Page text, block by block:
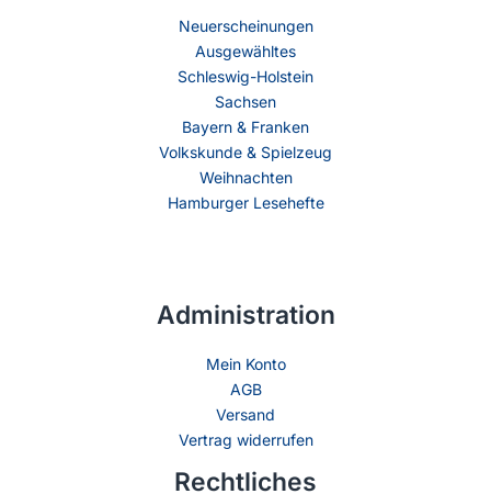
Neuerscheinungen
Ausgewähltes
Schleswig-Holstein
Sachsen
Bayern & Franken
Volkskunde & Spielzeug
Weihnachten
Hamburger Lesehefte
Administration
Mein Konto
AGB
Versand
Vertrag widerrufen
Rechtliches